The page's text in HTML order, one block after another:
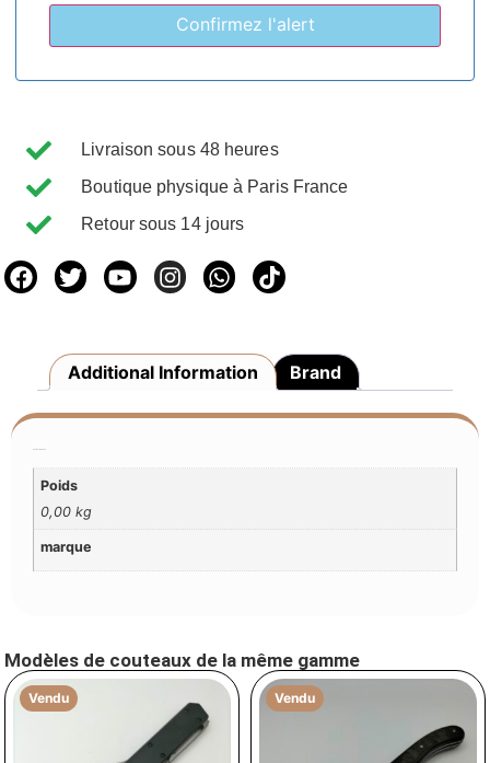
Livraison sous 48 heures
Boutique physique à Paris France
Retour sous 14 jours
Additional Information Brand
Poids
0,00 kg
marque
Modèles de couteaux de la même gamme
Vendu Vendu